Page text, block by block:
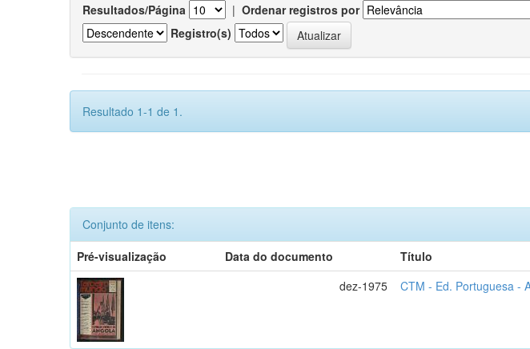
Resultados/Página | Ordenar registros por
Registro(s)
Resultado 1-1 de 1.
Conjunto de itens:
Pré-visualização
Data do documento Título
dez-1975
CTM - Ed. Portuguesa -